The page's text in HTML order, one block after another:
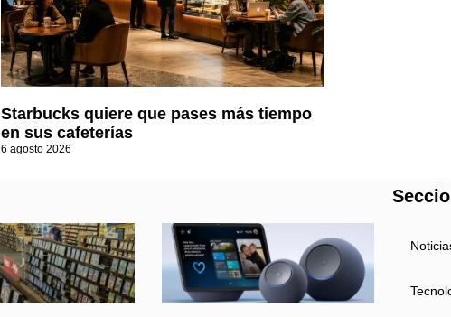
Starbucks quiere que pases más tiempo
en sus cafeterías
6 agosto 2026